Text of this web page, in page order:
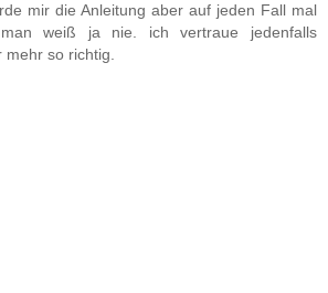
mir die Anleitung aber auf jeden Fall mal
man weiß ja nie. ich vertraue jedenfalls
mehr so richtig.